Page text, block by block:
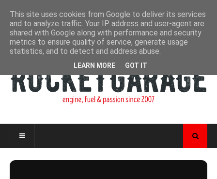
This site uses cookies from Google to deliver its services
and to analyze traffic. Your IP address and user-agent are
shared with Google along with performance and security
metrics to ensure quality of service, generate usage
statistics, and to detect and address abuse.
LEARN MORE GOT IT